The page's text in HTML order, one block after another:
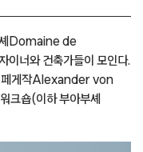
셰Domaine de
너와 건축가들이 모인다.
페게작Alexander von
크숍(이하 부아부셰